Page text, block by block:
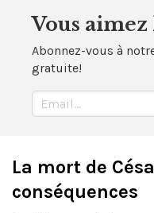
Vous
Abonnez-vous à
gratuite!
La mort de
conséquences